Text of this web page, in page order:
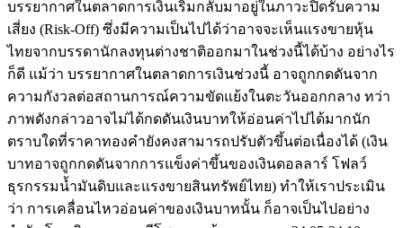
บรรยากาศในตลาดการเงินเริ่มกลับมาอยู่ในภาวะปิดรับความ
เสี่ยง (Risk-Off) ซึ่งมีความเป็นไปได้ว่าอาจจะเห็นแรงขายหุ้น
ไทยจากบรรดานักลงทุนต่างชาติออกมาในช่วงนี้ได้บ้าง อย่างไร
ก็ดี แม้ว่า บรรยากาศในตลาดการเงินช่วงนี้ อาจถูกกดดันจาก
ความกังวลต่อสถานการณ์ความขัดแย้งในตะวันออกกลาง ทว่า
ภาพดังกล่าวอาจไม่ได้กดดันเงินบาทให้อ่อนค่าไปได้มากนัก
ตราบใดที่ราคาทองคำยังคงสามารถปรับตัวขึ้นต่อเนื่องได้ (เงิน
บาทอาจถูกกดดันจากการแข็งค่าขึ้นของเงินดอลลาร์ โฟลว์
ธุรกรรมน้ำมันดิบและแรงขายสินทรัพย์ไทย) ทำให้เราประเมิน
ว่า การเคลื่อนไหวอ่อนค่าของเงินบาทนั้น ก็อาจเป็นไปอย่าง